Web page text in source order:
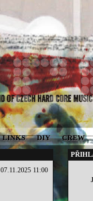
LINKS DIY CREW
07.11.2025 11:00